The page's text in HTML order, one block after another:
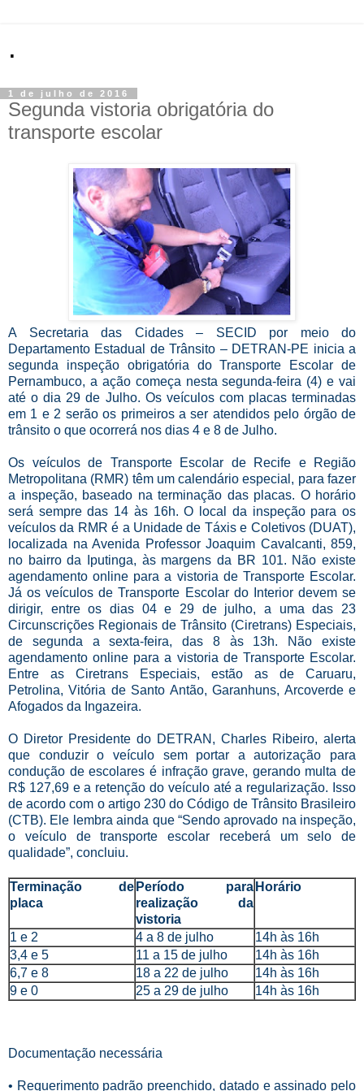
.
1 de julho de 2016
Segunda vistoria obrigatória do
transporte escolar
A Secretaria das Cidades – SECID por meio do
Departamento Estadual de Trânsito – DETRAN-PE inicia a
segunda inspeção obrigatória do Transporte Escolar de
Pernambuco, a ação começa nesta segunda-feira (4) e vai
até o dia 29 de Julho. Os veículos com placas terminadas
em 1 e 2 serão os primeiros a ser atendidos pelo órgão de
trânsito o que ocorrerá nos dias 4 e 8 de Julho.
Os veículos de Transporte Escolar de Recife e Região
Metropolitana (RMR) têm um calendário especial, para fazer
a inspeção, baseado na terminação das placas. O horário
será sempre das 14 às 16h. O local da inspeção para os
veículos da RMR é a Unidade de Táxis e Coletivos (DUAT),
localizada na Avenida Professor Joaquim Cavalcanti, 859,
no bairro da Iputinga, às margens da BR 101. Não existe
agendamento online para a vistoria de Transporte Escolar.
Já os veículos de Transporte Escolar do Interior devem se
dirigir, entre os dias 04 e 29 de julho, a uma das 23
Circunscrições Regionais de Trânsito (Ciretrans) Especiais,
de segunda a sexta-feira, das 8 às 13h. Não existe
agendamento online para a vistoria de Transporte Escolar.
Entre as Ciretrans Especiais, estão as de Caruaru,
Petrolina, Vitória de Santo Antão, Garanhuns, Arcoverde e
Afogados da Ingazeira.
O Diretor Presidente do DETRAN, Charles Ribeiro, alerta
que conduzir o veículo sem portar a autorização para
condução de escolares é infração grave, gerando multa de
R$ 127,69 e a retenção do veículo até a regularização. Isso
de acordo com o artigo 230 do Código de Trânsito Brasileiro
(CTB). Ele lembra ainda que “Sendo aprovado na inspeção,
o veículo de transporte escolar receberá um selo de
qualidade”, concluiu.
Terminação de
placa
Período para
realização da
vistoria
Horário
1 e 2 4 a 8 de julho
14h às 16h
3,4 e 5
11 a 15 de julho
14h às 16h
6,7 e 8
18 a 22 de julho
14h às 16h
9 e 0
25 a 29 de julho 14h às 16h
Documentação necessária
• Requerimento padrão preenchido, datado e assinado pelo